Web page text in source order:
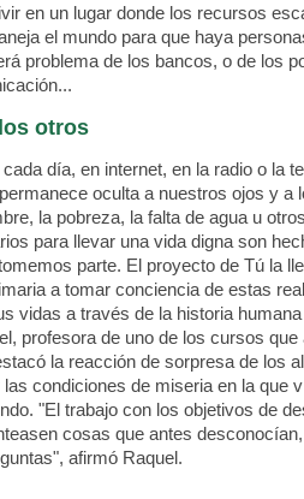
en un lugar donde los recursos
el mundo para que haya
problema de los bancos, o de los
otros
día, en internet, en la radio o la
oculta a nuestros ojos y a
la pobreza, la falta de agua u
para llevar una vida digna son
parte. El proyecto de Tú la
a tomar conciencia de estas
vidas a través de la historia
profesora de uno de los cursos que
la reacción de sorpresa de los
las condiciones de miseria en la que
"El trabajo con los objetivos de
cosas que antes
afirmó Raquel.